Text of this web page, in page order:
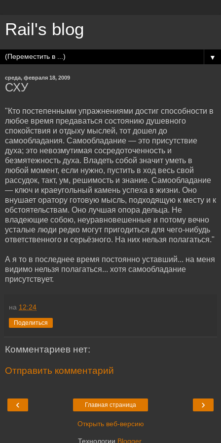
Rail's blog
▼
среда, февраля 18, 2009
СХУ
"Кто постепенными упражнениями достиг способности в
любое время предаваться состоянию душевного
спокойствия и отдыху мыслей, тот дошел до
самообладания. Самообладание — это присутствие
духа; это невозмутимая сосредоточенность и
безмятежность духа. Владеть собой значит уметь в
любой момент, если нужно, пустить в ход весь свой
рассудок, такт, ум, решимость и знание. Самообладание
— ключ и краеугольный камень успеха в жизни. Оно
внушает оратору готовую мысль, подходящую к месту и к
обстоятельствам. Оно лучшая опора дельца. Не
владеющие собою, неуравновешенные и потому вечно
усталые люди редко могут пригодиться для чего-нибудь
ответственного и серьёзного. На них нельзя полагаться."
А я то в последнее время постоянно уставший... на меня
видимо нельзя полагаться... хотя самообладание
присутствует.
на 12:24
Поделиться
Комментариев нет:
Отправить комментарий
‹ ›
Главная страница
Открыть веб-версию
Технологии Blogger.